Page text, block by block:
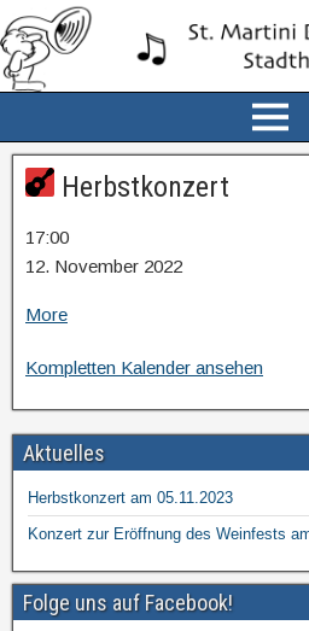
Herbstkonzert
17:00
12. November 2022
More
Kompletten Kalender ansehen
Aktuelles
Herbstkonzert am 05.11.2023
Konzert zur Eröffnung des Weinfests
Folge uns auf Facebook!